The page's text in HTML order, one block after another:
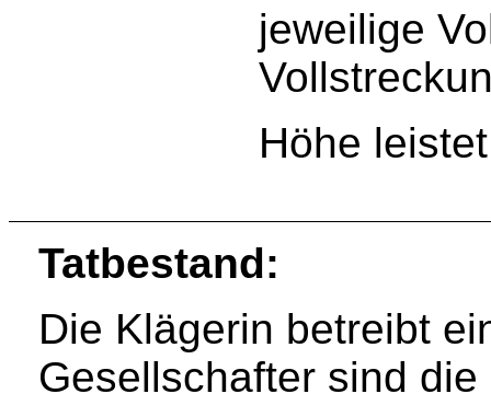
jeweilige
Höhe
Tatbestand:
Die Klägerin betreibt
Gesellschafter sind